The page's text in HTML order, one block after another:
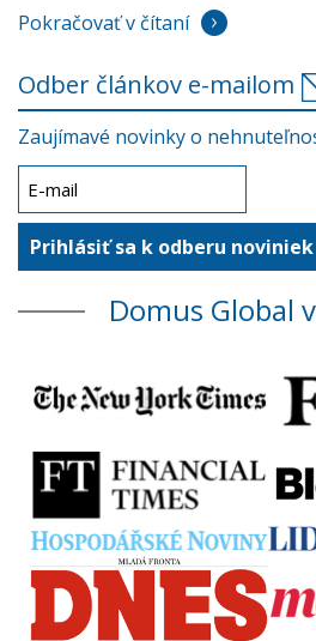
Pokračovať v čítaní
Odber článkov e-mailom
Zaujímavé novinky o
Domus Global